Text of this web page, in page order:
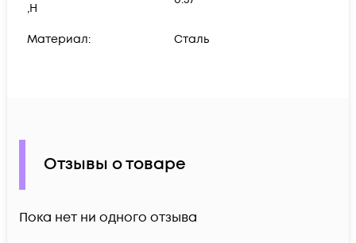
,Н
Материал: Сталь
Отзывы о товаре
Пока нет ни одного отзыва